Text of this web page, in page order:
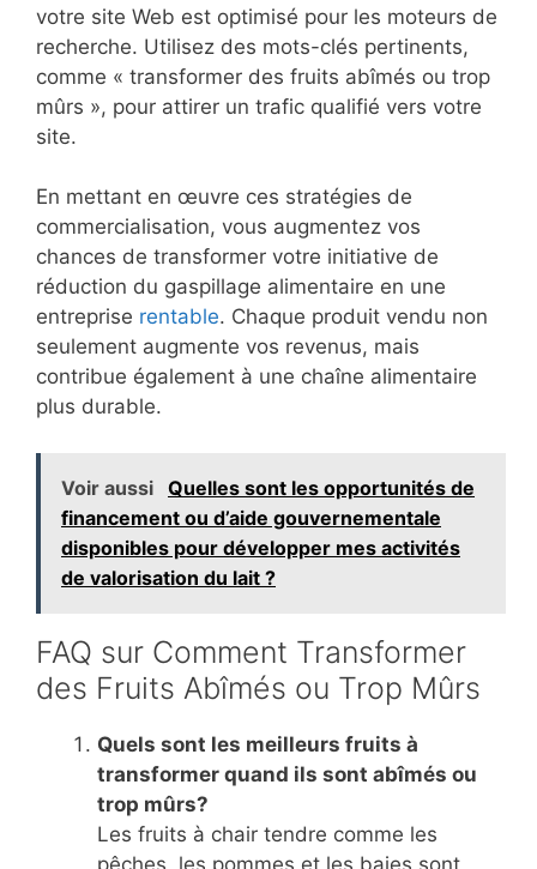
votre site Web est optimisé pour les moteurs de
recherche. Utilisez des mots-clés pertinents,
comme « transformer des fruits abîmés ou trop
mûrs », pour attirer un trafic qualifié vers votre
site.
En mettant en œuvre ces stratégies de
commercialisation, vous augmentez vos
chances de transformer votre initiative de
réduction du gaspillage alimentaire en une
entreprise rentable. Chaque produit vendu non
seulement augmente vos revenus, mais
contribue également à une chaîne alimentaire
plus durable.
Voir aussi Quelles sont les opportunités de
financement ou d’aide gouvernementale
disponibles pour développer mes activités
de valorisation du lait ?
FAQ sur Comment Transformer
des Fruits Abîmés ou Trop Mûrs
Quels sont les meilleurs fruits à
transformer quand ils sont abîmés ou
trop mûrs?
Les fruits à chair tendre comme les
pêches, les pommes et les baies sont